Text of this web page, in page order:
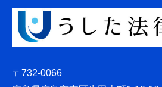
〒732-0066